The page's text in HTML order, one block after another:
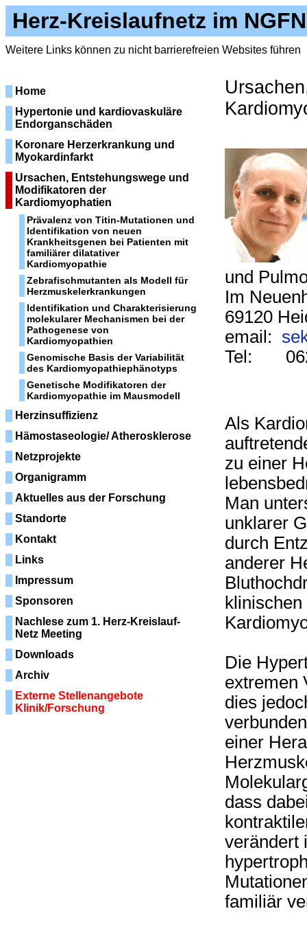
Herz-Kreislaufnetz im NGFN
Weitere Links können zu nicht barrierefreien Websites führen
Home
Hypertonie und kardiovaskuläre
Endorganschäden
Koronare Herzerkrankung und
Myokardinfarkt
Ursachen, Entstehungswege und
Modifikatoren der
Kardiomyophatien
Prävalenz von Titin-Mutationen und
Identifikation von neuen
Krankheitsgenen bei Patienten mit
familiärer dilatativer
Kardiomyopathie
Zebrafischmutanten als Modell für
Herzmuskelerkrankungen
Identifikation und Charakterisierung
molekularer Mechanismen bei der
Pathogenese von
Kardiomyopathien
Genomische Basis der Variabilität
des Kardiomyopathiephänotyps
Genetische Modifikatoren der
Kardiomyopathie im Mausmodell
Herzinsuffizienz
Hämostaseologie/ Atherosklerose
Netzprojekte
Organigramm
Aktuelles aus der Forschung
Standorte
Kontakt
Links
Impressum
Sponsoren
Nachlese zum 1. Herz-Kreislauf-
Netz Meeting
Downloads
Archiv
Externe Stellenangebote
Klinik/Forschung
und
Im
69120
email:
Tel:
Als
zu einer
Man
unklarer
durch
anderer
Die
extremen
dies
einer
dass
verändert
familiär